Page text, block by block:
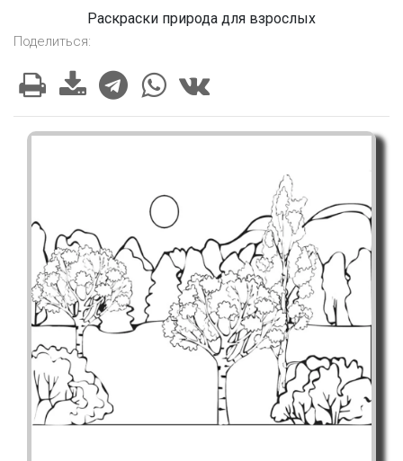
Раскраски природа для взрослых
Поделиться: